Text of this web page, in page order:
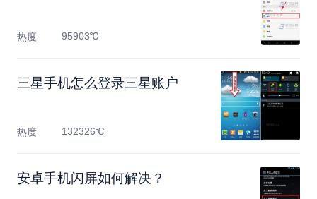
热度 95903℃
三星手机怎么登录三星账户
热度 132326℃
安卓手机闪屏如何解决？